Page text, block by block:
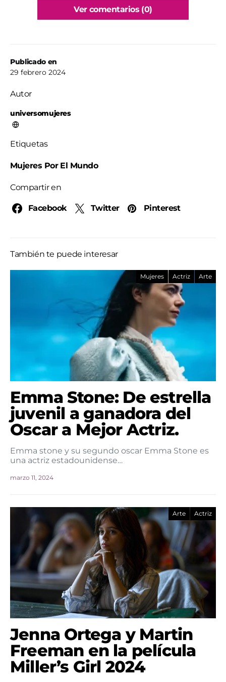
Publicado en
29 febrero 2024
Autor
universomujeres
Etiquetas
Mujeres Por El Mundo
Compartir en
Facebook Twitter Pinterest
Ver comentarios (0)
También te puede interesar
Mujeres Actriz Arte
Emma Stone: De estrella
juvenil a ganadora del
Oscar a Mejor Actriz.
Emma stone y su segundo oscar Emma Stone es
una actriz estadounidense…
marzo 11, 2024
Arte Actriz
Jenna Ortega y Martin
Freeman en la película
Miller’s Girl 2024